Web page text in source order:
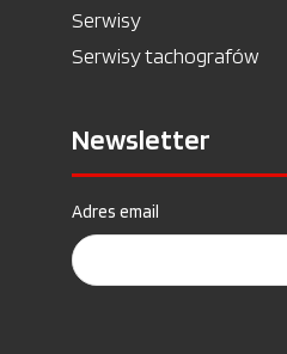
Serwisy
Serwisy tachografów
Newsletter
Adres email